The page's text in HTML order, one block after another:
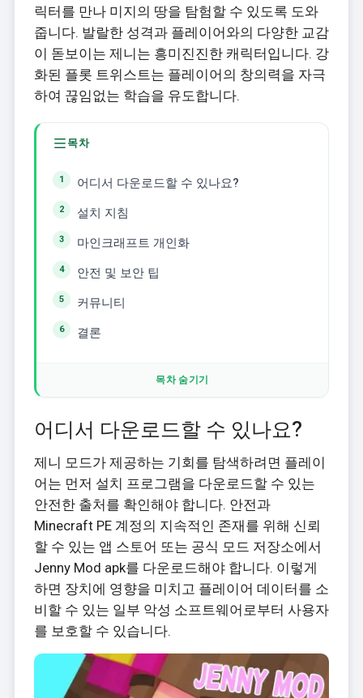
릭터를 만나 미지의 땅을 탐험할 수 있도록 도와
줍니다. 발랄한 성격과 플레이어와의 다양한 교감
이 돋보이는 제니는 흥미진진한 캐릭터입니다. 강
화된 플롯 트위스트는 플레이어의 창의력을 자극
하여 끊임없는 학습을 유도합니다.
목차
어디서 다운로드할 수 있나요?
설치 지침
마인크래프트 개인화
안전 및 보안 팁
커뮤니티
결론
목차 숨기기
어디서 다운로드할 수 있나요?
제니 모드가 제공하는 기회를 탐색하려면 플레이
어는 먼저 설치 프로그램을 다운로드할 수 있는
안전한 출처를 확인해야 합니다. 안전과
Minecraft PE 계정의 지속적인 존재를 위해 신뢰
할 수 있는 앱 스토어 또는 공식 모드 저장소에서
Jenny Mod apk를 다운로드해야 합니다. 이렇게
하면 장치에 영향을 미치고 플레이어 데이터를 소
비할 수 있는 일부 악성 소프트웨어로부터 사용자
를 보호할 수 있습니다.